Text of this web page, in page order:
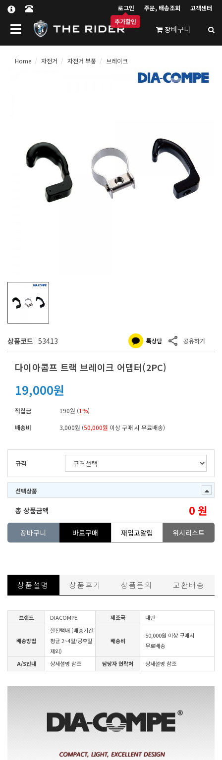
추가할인
로그인 주문, 배송조회 고객센터
Toggle
navigation
장바구니
Home 자전거 자전거 부품 브레이크
상품코드 53413
다이아콤프 트랙 브레이크 어댑터(2PC)
19,000원
적립금 190원 (1%)
배송비
3,000원 (50,000원 이상 구매 시 무료배송)
규격
선택상품
총 상품금액 0 원
장바구니 바로구매 재입고알림 위시리스트
상품설명 상품후기 상품문의 교환배송
브랜드 DIACOMPE 제조국 대만
배송방법
한진택배 (배송기간:
평균 2~4일/공휴일
제외)
배송비
50,000원 이상 구매시
무료배송
A/S안내 상세설명 참조 담당자 연락처 상세설명 참조